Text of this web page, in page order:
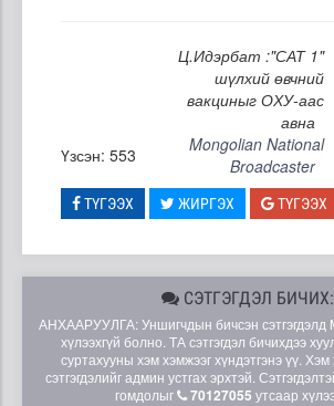
Ц.Идэрбат :"САТ 1"
шүлхий өвчний
вакциныг ОХУ-аас
авна
Үзсэн: 553
Mongolian National
Broadcaster
ТҮГЭЭХ ЖИРГЭХ ТҮГЭЭХ
СЭТГЭГДЭЛ БИЧИХ:
АНХААРУУЛГА: Уншигчдын бичсэн сэтгэгдэлд
хүлээхгүй болно. ТА сэтгэгдэл бичихдээ
суртахууны хэм хэмжээг хүндэтгэнэ үү.
сэтгэгдэлийг админ устгах эрхтэй.
гомдолыг
70127055 утсаар